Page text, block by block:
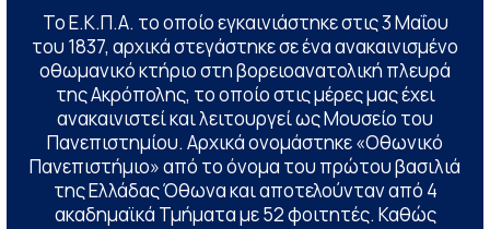
Το Ε.Κ.Π.Α. το οποίο εγκαινιάστηκε στις 3 Μαΐου
του 1837, αρχικά στεγάστηκε σε ένα ανακαινισμένο
οθωμανικό κτήριο στη βορειοανατολική πλευρά
της Ακρόπολης, το οποίο στις μέρες μας έχει
ανακαινιστεί και λειτουργεί ως Μουσείο του
Πανεπιστημίου. Αρχικά ονομάστηκε «Οθωνικό
Πανεπιστήμιο» από το όνομα του πρώτου βασιλιά
της Ελλάδας Όθωνα και αποτελούνταν από 4
ακαδημαϊκά Τμήματα με 52 φοιτητές. Καθώς